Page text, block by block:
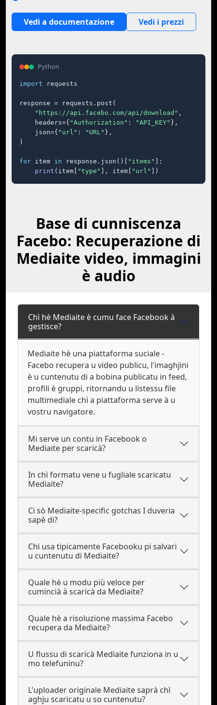
Vedi a documentazione Vedi i prezzi
Python
import requests
response = requests.post(
"https://api.facebo.com/api/download" ,
    headers={
"Authorization" : "API_KEY" },
    json={
"url" : "URL" },
)
for item in response.json()[ "items"
]:
print (item[ "type" ], item[ "url" ])
Base di cunniscenza
Facebo: Recuperazione di
Mediaite video, immagini
è audio
Chì hè Mediaite è cumu face Facebook à
gestisce?
Mediaite hè una piattaforma suciale -
Facebo recupera u video publicu, l'imaghjini
è u cuntenutu di a bobina publicatu in feed,
profili è gruppi, ritornandu u listessu file
multimediale chì a piattaforma serve à u
vostru navigatore.
Mi serve un contu in Facebook o
Mediaite per scaricà?
In chì formatu vene u fugliale scaricatu
Mediaite?
Ci sò Mediaite-specific gotchas I duveria
sapè di?
Chi usa tipicamente Facebooku pi salvari
u cuntenutu di Mediaite?
Quale hè u modu più veloce per
cumincià à scaricà da Mediaite?
Quale hè a risoluzione massima Facebo
recupera da Mediaite?
U flussu di scaricà Mediaite funziona in u
mo telefuninu?
L'uploader originale Mediaite saprà chì
aghju scaricatu u so cuntenutu?